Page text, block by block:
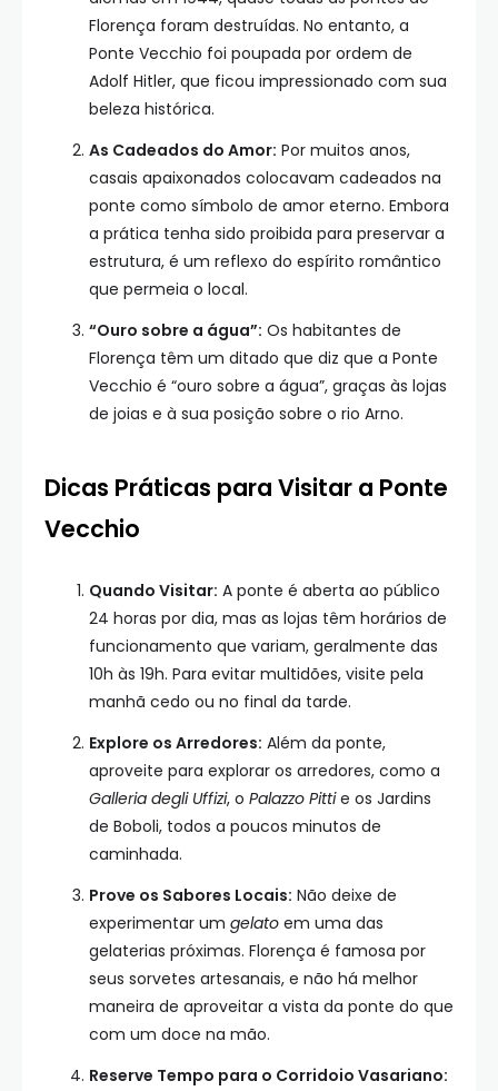
Florença foram destruídas. No entanto, a
Ponte Vecchio foi poupada por ordem de
Adolf Hitler, que ficou impressionado com sua
beleza histórica.
As Cadeados do Amor: Por muitos anos,
casais apaixonados colocavam cadeados na
ponte como símbolo de amor eterno. Embora
a prática tenha sido proibida para preservar a
estrutura, é um reflexo do espírito romântico
que permeia o local.
“Ouro sobre a água”: Os habitantes de
Florença têm um ditado que diz que a Ponte
Vecchio é “ouro sobre a água”, graças às lojas
de joias e à sua posição sobre o rio Arno.
Dicas Práticas para Visitar a Ponte
Vecchio
Quando Visitar: A ponte é aberta ao público
24 horas por dia, mas as lojas têm horários de
funcionamento que variam, geralmente das
10h às 19h. Para evitar multidões, visite pela
manhã cedo ou no final da tarde.
Explore os Arredores: Além da ponte,
aproveite para explorar os arredores, como a
Galleria degli Uffizi, o Palazzo Pittie os Jardins
de Boboli, todos a poucos minutos de
caminhada.
Prove os Sabores Locais: Não deixe de
experimentar um gelato em uma das
gelaterias próximas. Florença é famosa por
seus sorvetes artesanais, e não há melhor
maneira de aproveitar a vista da ponte do que
com um doce na mão.
Reserve Tempo para o Corridoio Vasariano: